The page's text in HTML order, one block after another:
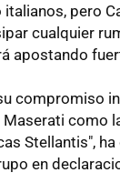
pero
cualquier
apostando
compromiso
como
Stellantis",
en